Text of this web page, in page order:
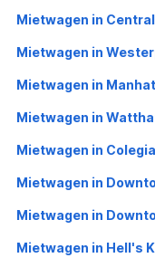
Mietwagen in
Mietwagen in
Mietwagen in
Mietwagen in
Mietwagen in
Mietwagen in
Mietwagen in
Mietwagen in Hell's